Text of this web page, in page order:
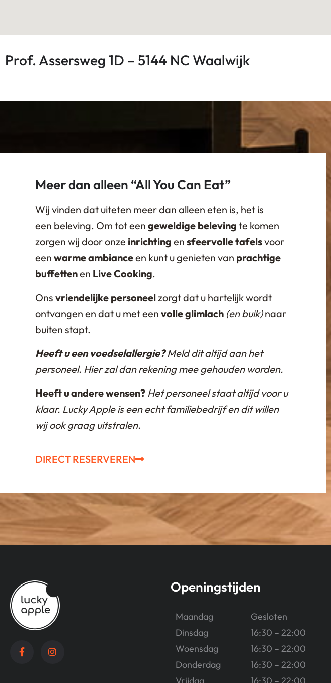
Prof. Assersweg 1D – 5144 NC Waalwijk
Meer dan alleen “All You Can Eat”
Wij vinden dat uiteten meer dan alleen eten is, het is
een beleving. Om tot een geweldige beleving te komen
zorgen wij door onze inrichting en sfeervolle tafelsvoor
een warme ambianceen kunt u genieten van prachtige
buffettenen Live Cooking.
Ons vriendelijke personeelzorgt dat u hartelijk wordt
ontvangen en dat u met een volle glimlach (en buik)naar
buiten stapt.
Heeft u een voedselallergie? Meld dit altijd aan het
personeel. Hier zal dan rekening mee gehouden worden.
Heeft u andere wensen? Het personeel staat altijd voor u
klaar. Lucky Apple is een echt familiebedrijf en dit willen
wij ook graag uitstralen.
DIRECT RESERVEREN
Openingstijden
Maandag
Dinsdag
Woensdag
Donderdag
Gesloten
16:30 – 22:00
16:30 – 22:00
16:30 – 22:00